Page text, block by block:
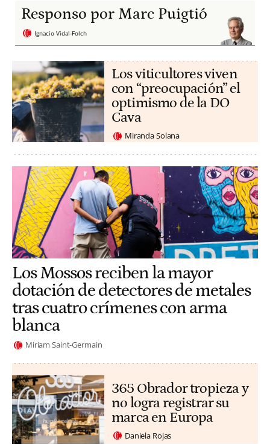
Responso por Marc Puigtió
Ignacio Vidal-Folch
Los viticultores viven
con “preocupación” el
optimismo de la DO
Cava
Miranda Solana
Los Mossos reciben la mayor
dotación de detectores de metales
tras cuatro crímenes con arma
blanca
Miriam Saint-Germain
365 Obrador tropieza y
no logra registrar su
marca en Europa
Daniela Rojas